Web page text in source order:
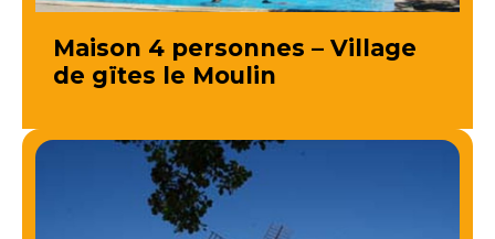
Maison 4 personnes – Village
de gïtes le Moulin